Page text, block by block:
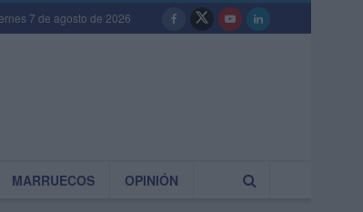
7 de agosto de 2026
MARRUECOS OPINIÓN